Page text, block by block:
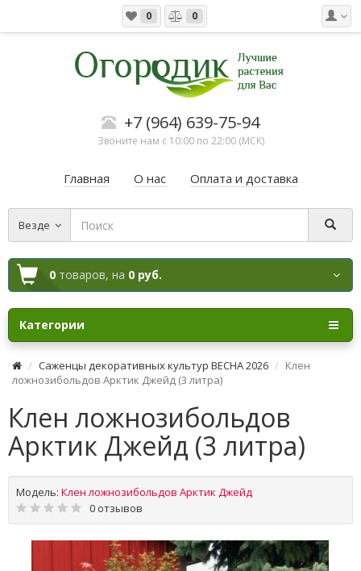
0 0
+7 (964) 639-75-94
Звоните нам с 10:00 по 22:00 (МСК)
Главная О нас Оплата и доставка
Везде
0 товаров, на 0 руб.
Категории
Саженцы декоративных культур ВЕСНА 2026
Клен
ложнозибольдов Арктик Джейд (3 литра)
Клен ложнозибольдов
Арктик Джейд (3 литра)
Модель: Клен ложнозибольдов Арктик Джейд
0 отзывов